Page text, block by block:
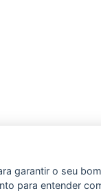
garantir o seu
para entender